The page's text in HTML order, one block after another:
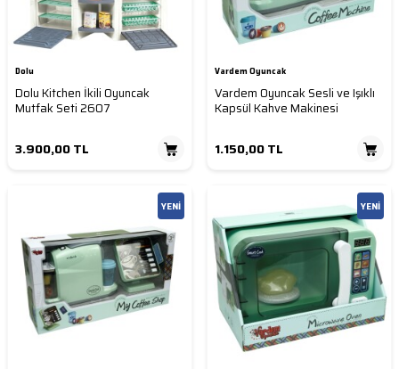
Dolu
Dolu Kitchen İkili Oyuncak
Mutfak Seti 2607
3.900,00TL
Vardem Oyuncak
Vardem Oyuncak Sesli ve Işıklı
Kapsül Kahve Makinesi
1.150,00TL
YENI YENI